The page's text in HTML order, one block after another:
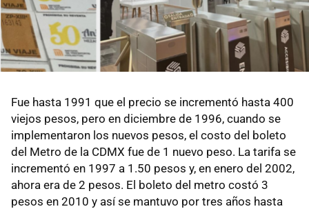
Fue hasta 1991 que el precio se incrementó hasta 400
viejos pesos, pero en diciembre de 1996, cuando se
implementaron los nuevos pesos, el costo del boleto
del Metro de la CDMX fue de 1 nuevo peso. La tarifa se
incrementó en 1997 a 1.50 pesos y, en enero del 2002,
ahora era de 2 pesos. El boleto del metro costó 3
pesos en 2010 y así se mantuvo por tres años hasta